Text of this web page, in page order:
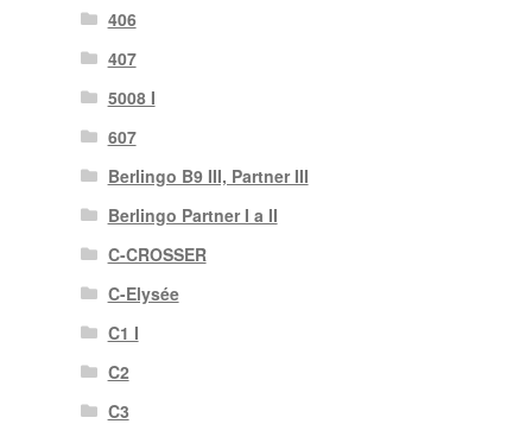
406
407
5008 I
607
Berlingo B9 III, Partner III
Berlingo Partner I a II
C-CROSSER
C-Elysée
C1 I
C2
C3